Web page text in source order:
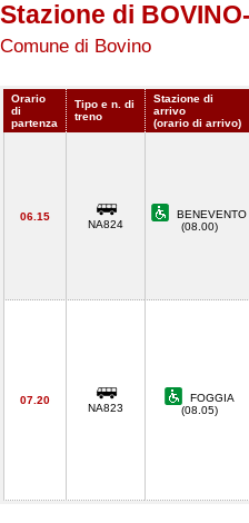
Stazione di
Comune di Bovino
Orario
di
partenza
Tipo e n. di
treno
Stazione di
arrivo
(orario di arrivo)
06.15
NA824
BENEVENTO
(08.00)
07.20
NA823
FOGGIA
(08.05)